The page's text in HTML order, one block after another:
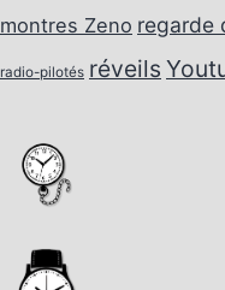
montres Zeno regarde
radio-pilotés réveils